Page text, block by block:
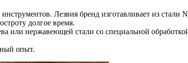
Лезвия бренд изготавливает из стали
долгое время.
или нержавеющей стали со специальной
опыт.